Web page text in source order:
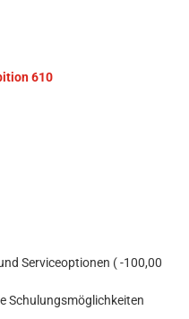
Serviceoptionen ( -100,00
Schulungsmöglichkeiten